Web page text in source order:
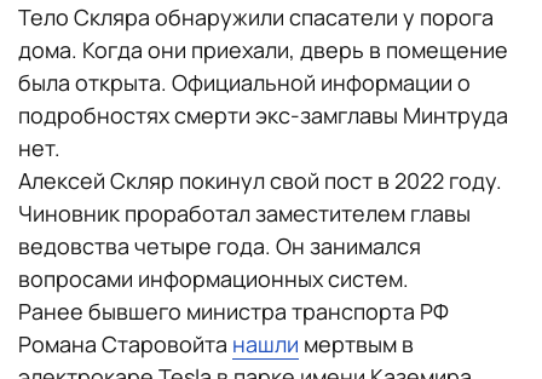
Тело Скляра обнаружили спасатели у порога
дома. Когда они приехали, дверь в помещение
была открыта. Официальной информации о
подробностях смерти экс-замглавы Минтруда
нет.
Алексей Скляр покинул свой пост в 2022 году.
Чиновник проработал заместителем главы
ведовства четыре года. Он занимался
вопросами информационных систем.
Ранее бывшего министра транспорта РФ
Романа Старовойта нашли мертвым в